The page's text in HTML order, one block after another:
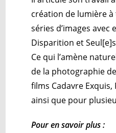
création de lumière
séries d’images avec
Disparition et
Ce qui l’amène
de la photographie
films Cadavre Exquis,
ainsi que pour
Pour en savoir plus :